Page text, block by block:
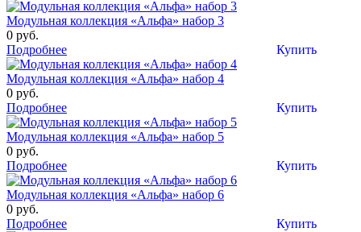
Модульная коллекция «Альфа» набор 3
0 руб.
Купить
Подробнее
Модульная коллекция «Альфа» набор 4
0 руб.
Купить
Подробнее
Модульная коллекция «Альфа» набор 5
0 руб.
Купить
Подробнее
Модульная коллекция «Альфа» набор 6
0 руб.
Купить
Подробнее